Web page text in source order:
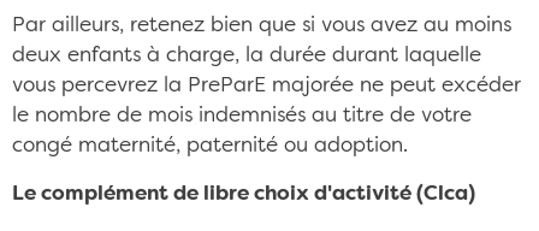
Par ailleurs, retenez bien que si vous avez au moins
deux enfants à charge, la durée durant laquelle
vous percevrez la PreParE majorée ne peut excéder
le nombre de mois indemnisés au titre de votre
congé maternité, paternité ou adoption.
Le complément de libre choix d'activité (Clca)